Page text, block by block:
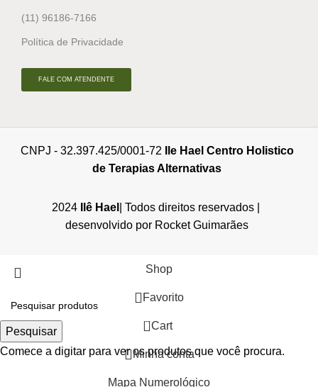
(11) 96186-7166
Política de Privacidade
FALE COM ATENDENTE
CNPJ - 32.397.425/0001-72
Ile Hael Centro Holistico
de Terapias Alternativas
2024 Ilê Hael
| Todos direitos reservados |
desenvolvido por Rocket Guimarães
Pesquisar
Comece a digitar para ver os produtos que você procura.
Shop
Favorito
0 Cart
Minha conta
Mapa Numerológico